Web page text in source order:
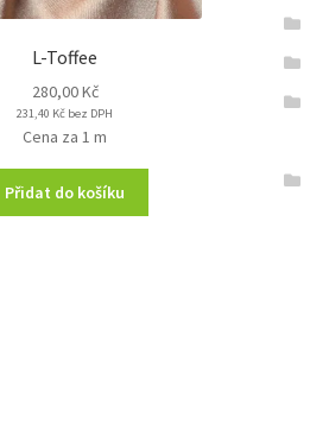
L-Toffee
280,00Kč
231,40 Kč bez DPH
Cena za 1 m
Přidat do košíku